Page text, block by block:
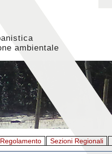
ambientale
Regolamento Sezioni Regionali